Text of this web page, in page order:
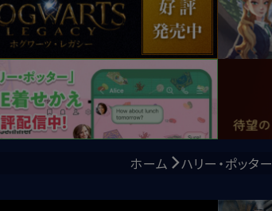
ホーム ハリー・ポッター